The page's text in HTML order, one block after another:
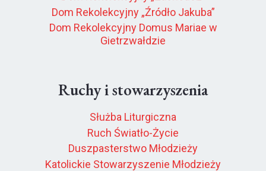
Dom Rekolekcyjny „Źródło Jakuba”
Dom Rekolekcyjny Domus Mariae w
Gietrzwałdzie
Ruchy i stowarzyszenia
Służba Liturgiczna
Ruch Światło-Życie
Duszpasterstwo Młodzieży
Katolickie Stowarzyszenie Młodzieży